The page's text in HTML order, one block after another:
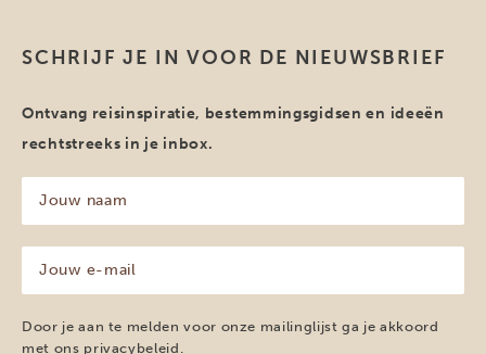
SCHRIJF JE IN VOOR DE NIEUWSBRIEF
Ontvang reisinspiratie, bestemmingsgidsen en ideeën
rechtstreeks in je inbox.
naam
(Vereist)
mailadres
(Vereist)
Door je aan te melden voor onze mailinglijst ga je akkoord
met ons privacybeleid .